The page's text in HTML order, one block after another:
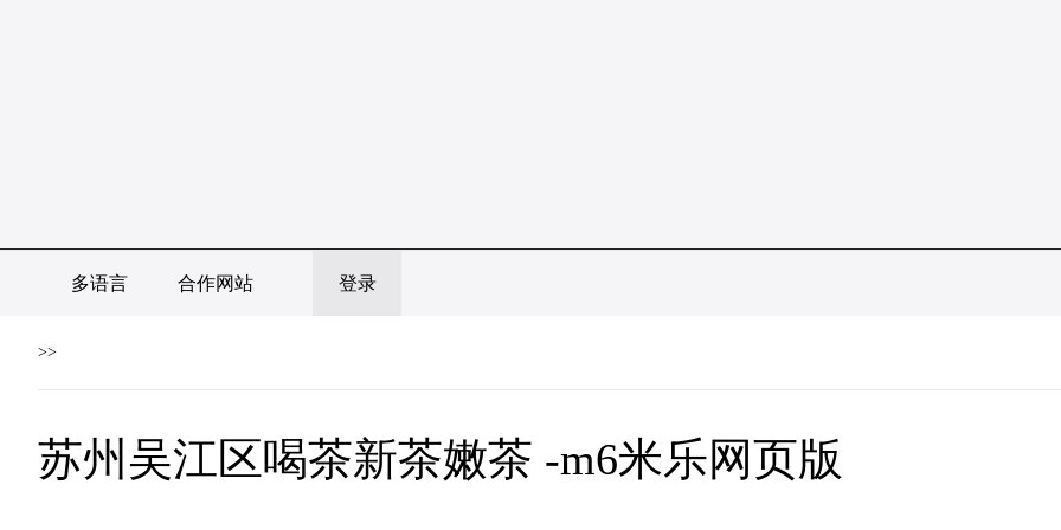
多语言 合作网站 登录
>>
苏州吴江区喝茶新茶嫩茶 -m6米乐网页版